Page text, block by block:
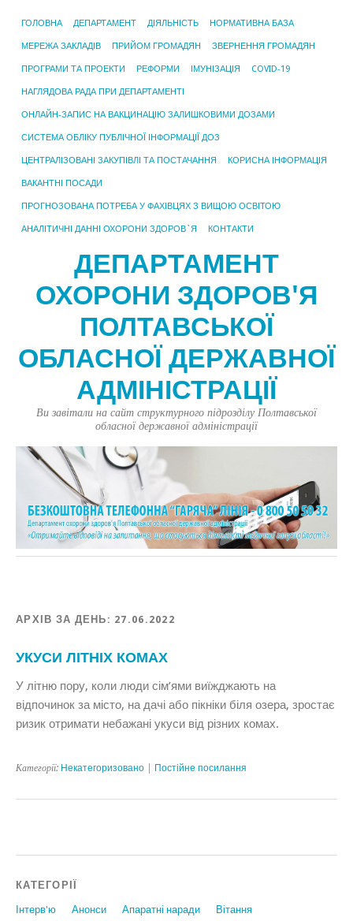
ГОЛОВНА ДЕПАРТАМЕНТ ДІЯЛЬНІСТЬ НОРМАТИВНА БАЗА
МЕРЕЖА ЗАКЛАДІВ ПРИЙОМ ГРОМАДЯН ЗВЕРНЕННЯ ГРОМАДЯН
ПРОГРАМИ ТА ПРОЕКТИ РЕФОРМИ ІМУНІЗАЦІЯ COVID-19
НАГЛЯДОВА РАДА ПРИ ДЕПАРТАМЕНТІ
ОНЛАЙН-ЗАПИС НА ВАКЦИНАЦІЮ ЗАЛИШКОВИМИ ДОЗАМИ
СИСТЕМА ОБЛІКУ ПУБЛІЧНОЇ ІНФОРМАЦІЇ ДОЗ
ЦЕНТРАЛІЗОВАНІ ЗАКУПІВЛІ ТА ПОСТАЧАННЯ КОРИСНА ІНФОРМАЦІЯ
ВАКАНТНІ ПОСАДИ
ПРОГНОЗОВАНА ПОТРЕБА У ФАХІВЦЯХ З ВИЩОЮ ОСВІТОЮ
АНАЛІТИЧНІ ДАННІ ОХОРОНИ ЗДОРОВ`Я КОНТАКТИ
ДЕПАРТАМЕНТ
ОХОРОНИ ЗДОРОВ'Я
ПОЛТАВСЬКОЇ
ОБЛАСНОЇ ДЕРЖАВНОЇ
АДМІНІСТРАЦІЇ
Ви завітали на сайт структурного підрозділу Полтавської
обласної державної адміністрації
АРХІВ ЗА ДЕНЬ: 27.06.2022
УКУСИ ЛІТНІХ КОМАХ
У літню пору, коли люди сім’ями виїжджають на
відпочинок за місто, на дачі або пікніки біля озера, зростає
ризик отримати небажані укуси від різних комах.
Категорії: Некатегоризовано Постійне посилання
КАТЕГОРІЇ
Інтерв'ю Анонси Апаратні наради
Вiтання